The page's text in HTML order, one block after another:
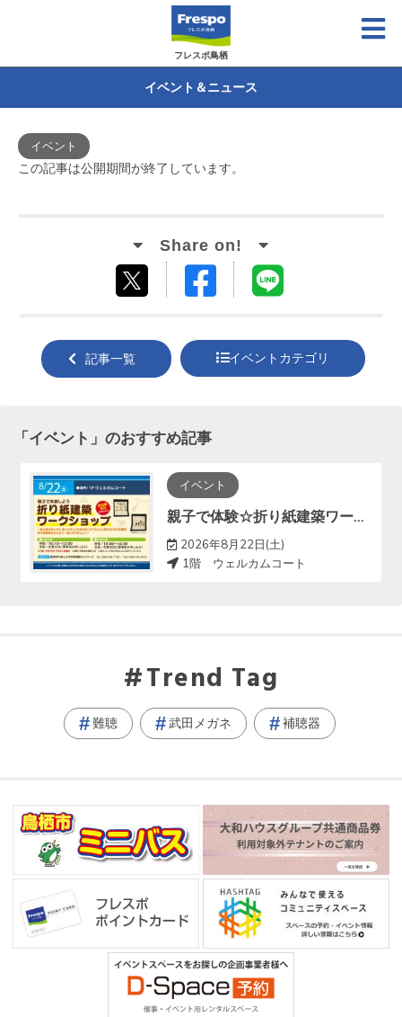
フレスポ鳥栖
イベント＆ニュース
イベント
この記事は公開期間が終了しています。
する
Facebook
る
記事一覧 イベントカテゴリ
「イベント 」のおすすめ記事
イベント
親子で体験☆折り紙建築ワークショップ
2026年8月22日(土)
1階 ウェルカムコート
Trend Tag
難聴 武田メガネ 補聴器